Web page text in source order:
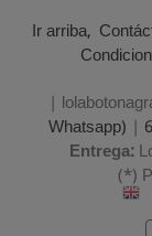
Ir arriba
|
Whatsapp) |
Entrega:
(*)